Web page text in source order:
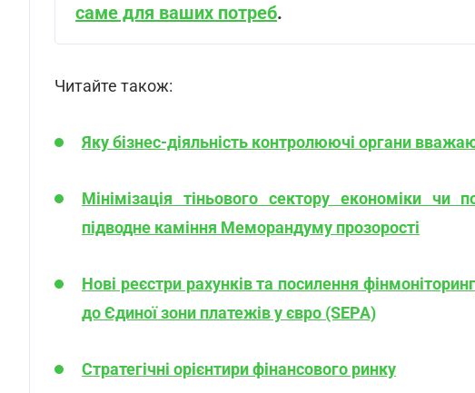
саме для ваших потреб.
Читайте також:
Яку бізнес-діяльність контролюючі органи
Мінімізація тіньового сектору економіки чи
підводне каміння Меморандуму прозорості
Нові реєстри рахунків та посилення
до Єдиної зони платежів у євро (SEPA)
Стратегічні орієнтири фінансового ринку